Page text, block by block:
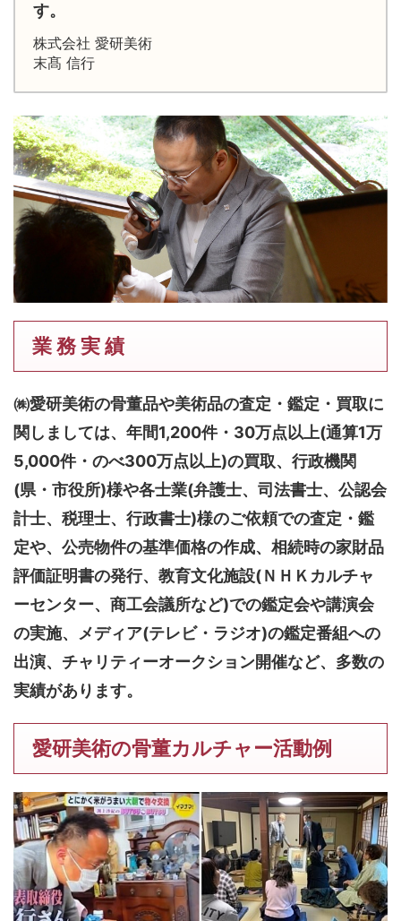
す。
株式会社 愛研美術
末髙 信行
業 務 実 績
㈱愛研美術の骨董品や美術品の査定・鑑定・買取に
関しましては、 年間1,200件・30万点以上(通算1万
5,000件・のべ300万点以上)の買取、行政機関
(県・市役所)様や各士業(弁護士、司法書士、公認会
計士、税理士、行政書士)様のご依頼での査定・鑑
定や、公売物件の基準価格の作成、相続時の家財品
評価証明書の発行、教育文化施設(ＮＨＫカルチャ
ーセンター、商工会議所など)での鑑定会や講演会
の実施、メディア(テレビ・ラジオ)の鑑定番組への
出演、チャリティーオークション開催など、多数の
実績があります。
愛研美術の骨董カルチャー活動例